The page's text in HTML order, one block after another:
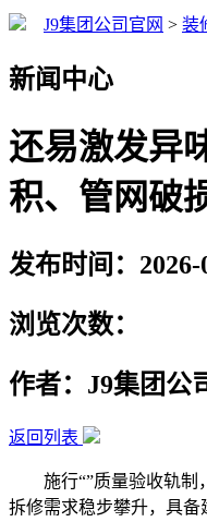
J9集团公司官网 > 装
新闻中心
还易激发异
积、管网破
发布时间：2026-
浏览次数：
作者：J9集团公
返回列表
施行“”质量验收轨制
拆修需求稳步攀升，具